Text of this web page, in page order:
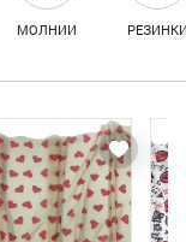
МОЛНИИ